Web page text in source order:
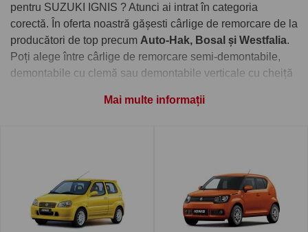
pentru SUZUKI IGNIS ? Atunci ai intrat în categoria
corectă. În oferta noastră gășesti cârlige de remorcare de la
producători de top precum Auto-Hak, Bosal și Westfalia.
Poți alege între cârlige de remorcare semi-demontabile,
demontabile cu clemă sau demontabile verticale cu cheiță
www.carlig.roveți găs cârlige remorcare de calitate și
de încredere pentru SUZUKI IGNIS . Toate cârligele de
remorcare au un tratament special de suprafață
anticorozivă și sunt cu o garanție de 5 ani.
Mai multe informații